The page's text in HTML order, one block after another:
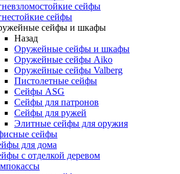
сейфы
сейфы
сейфы и шкафы
Назад
Оружейные сейфы и шкафы
Оружейные сейфы Aiko
Оружейные сейфы Valberg
Пистолетные сейфы
Сейфы ASG
Сейфы для патронов
Сейфы для ружей
Элитные сейфы для оружия
сейфы
для дома
с отделкой деревом